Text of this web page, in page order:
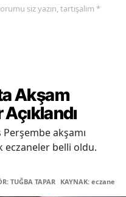
siz yazın, tartışalım *
Akşam
akşamı
eczaneler belli oldu.
TUĞBA TAPAR KAYNAK: eczane